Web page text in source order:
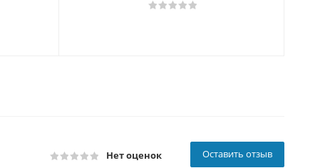
Нет оценок Оставить отзыв